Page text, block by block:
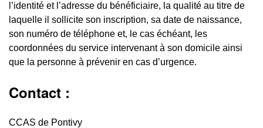
l’identité et l’adresse du bénéficiaire, la qualité au titre de
laquelle il sollicite son inscription, sa date de naissance,
son numéro de téléphone et, le cas échéant, les
coordonnées du service intervenant à son domicile ainsi
que la personne à prévenir en cas d’urgence.
Contact :
CCAS de Pontivy